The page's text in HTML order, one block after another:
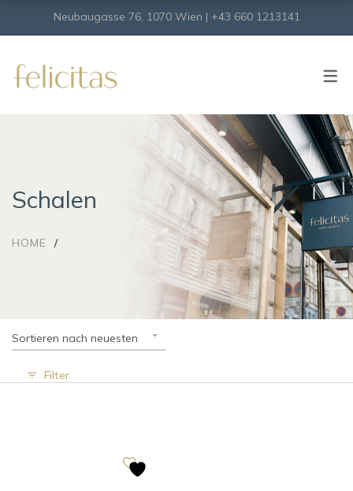
Neubaugasse 76, 1070 Wien | +43 660 1213141
Schalen
HOME
Sortieren nach neuesten
Filter